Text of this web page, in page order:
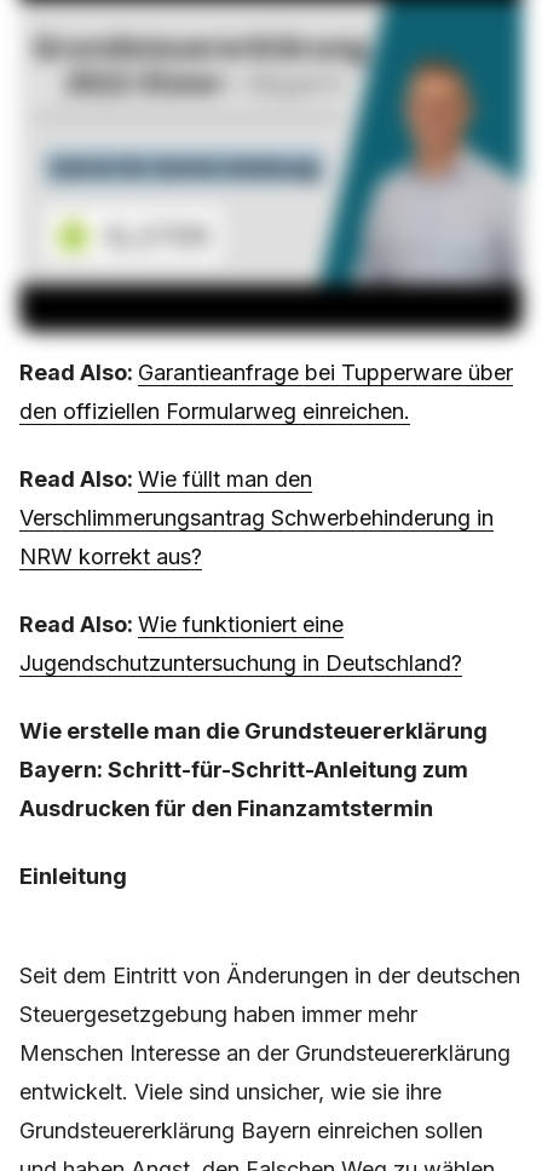
Read Also: Garantieanfrage bei Tupperware über
den offiziellen Formularweg einreichen.
Read Also: Wie füllt man den
Verschlimmerungsantrag Schwerbehinderung in
NRW korrekt aus?
Read Also: Wie funktioniert eine
Jugendschutzuntersuchung in Deutschland?
Wie erstelle man die Grundsteuererklärung
Bayern: Schritt-für-Schritt-Anleitung zum
Ausdrucken für den Finanzamtstermin
Einleitung
Seit dem Eintritt von Änderungen in der deutschen
Steuergesetzgebung haben immer mehr
Menschen Interesse an der Grundsteuererklärung
entwickelt. Viele sind unsicher, wie sie ihre
Grundsteuererklärung Bayern einreichen sollen